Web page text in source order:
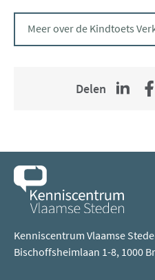
Meer over de Kindtoets
Delen
Kenniscentrum Vlaamse
Bischoffsheimlaan 1-8, 1000